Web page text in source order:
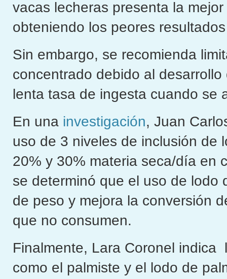
vacas lecheras presenta la
obteniendo los peores
Sin embargo, se recomienda
concentrado debido al
lenta tasa de ingesta cuando se
En una investigación, Juan
uso de 3 niveles de inclusión de
20% y 30% materia seca/día en
se determinó que el uso de lodo
de peso y mejora la conversión
que no consumen.
Finalmente, Lara Coronel
como el palmiste y el lodo de